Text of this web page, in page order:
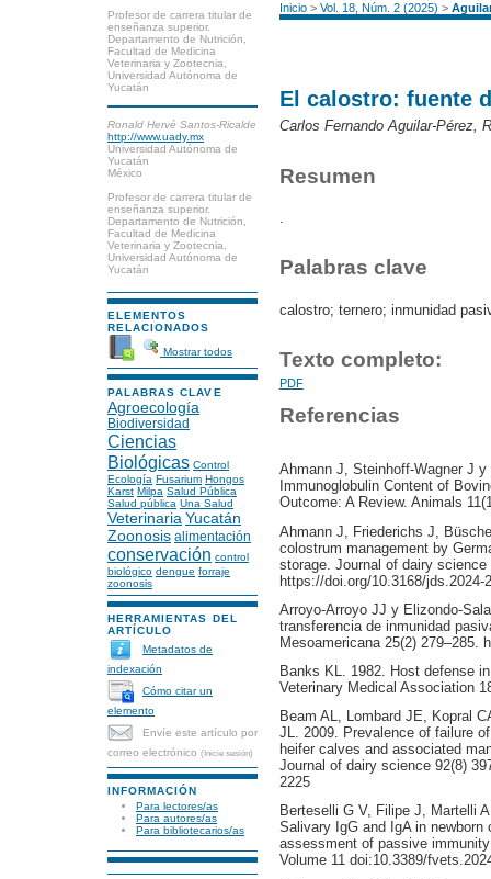
Profesor de carrera titular de
enseñanza superior.
Departamento de Nutrición,
Facultad de Medicina
Veterinaria y Zootecnia,
Universidad Autónoma de
Yucatán
Ronald Hervé Santos-Ricalde
http://www.uady.mx
Universidad Autónoma de
Yucatán
México
Profesor de carrera titular de
enseñanza superior.
Departamento de Nutrición,
Facultad de Medicina
Veterinaria y Zootecnia,
Universidad Autónoma de
Yucatán
ELEMENTOS
RELACIONADOS
Mostrar todos
PALABRAS CLAVE
Agroecología
Biodiversidad
Ciencias
Biológicas Control
Ecología Fusarium Hongos
Karst Milpa Salud Pública
Salud pública Una Salud
Veterinaria Yucatán
Zoonosis alimentación
conservación control
biológico dengue forraje
zoonosis
HERRAMIENTAS DEL
ARTÍCULO
Metadatos de
indexación
Cómo citar un
elemento
Envíe este artículo por
correo electrónico (Inicie sesión)
INFORMACIÓN
Para lectores/as
Para autores/as
Para bibliotecarios/as
Inicio> Vol. 18, Núm. 2 (2025) >
El calostro: fuente
Carlos Fernando Aguilar-Pérez,
Resumen
Palabras clave
calostro; ternero; inmunidad
Texto completo:
PDF
Referencias
Ahmann J, Steinhoff-Wagner J
Immunoglobulin Content of
Outcome: A Review. Animals
Ahmann J, Friederichs J,
colostrum management by
storage. Journal of dairy science
https://doi.org/10.3168/jds.2024-
Arroyo-Arroyo JJ y Elizondo-
transferencia de inmunidad
Mesoamericana 25(2) 279–285.
Banks KL. 1982. Host defense
Veterinary Medical Association
Beam AL, Lombard JE, Kopral
JL. 2009. Prevalence of failure
heifer calves and associated
Journal of dairy science 92(8)
2225
Berteselli G V, Filipe J, Martelli
Salivary IgG and IgA in
assessment of passive
Volume 11 doi:10.3389/